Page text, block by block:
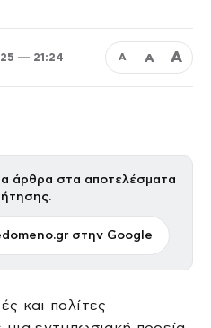
— 21:24 Α Α Α
άρθρα στα αποτελέσματα
στην Google
και πολίτες